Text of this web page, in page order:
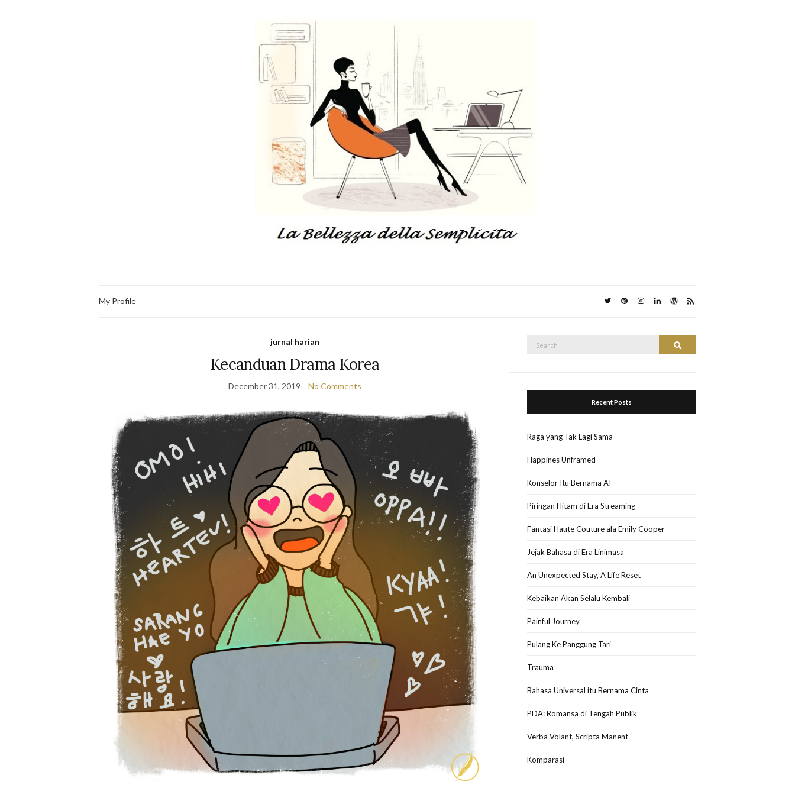
My Profile
jurnal harian
Kecanduan Drama Korea
December 31, 2019 No Comments
Search
Recent Posts
Raga yang Tak Lagi Sama
Happines Unframed
Konselor Itu Bernama AI
Piringan Hitam di Era Streaming
Fantasi Haute Couture ala Emily Cooper
Jejak Bahasa di Era Linimasa
An Unexpected Stay, A Life Reset
Kebaikan Akan Selalu Kembali
Painful Journey
Pulang Ke Panggung Tari
Trauma
Bahasa Universal itu Bernama Cinta
PDA: Romansa di Tengah Publik
Verba Volant, Scripta Manent
Komparasi